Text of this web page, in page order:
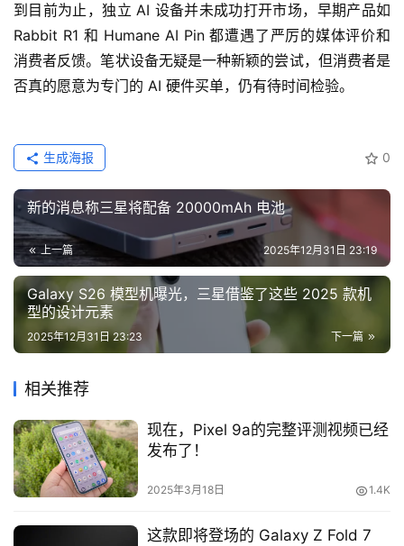
到目前为止，独立 AI 设备并未成功打开市场，早期产品如
Rabbit R1 和 Humane AI Pin 都遭遇了严厉的媒体评价和
消费者反馈。笔状设备无疑是一种新颖的尝试，但消费者是
否真的愿意为专门的 AI 硬件买单，仍有待时间检验。
0
生成海报
新的消息称三星将配备 20000mAh 电池
上一篇 2025年12月31日 23:19
Galaxy S26 模型机曝光，三星借鉴了这些 2025 款机
型的设计元素
下一篇
2025年12月31日 23:23
相关推荐
现在，Pixel 9a的完整评测视频已经
发布了！
2025年3月18日 1.4K
这款即将登场的 Galaxy Z Fold 7